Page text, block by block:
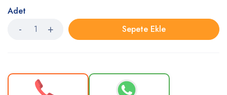
Adet
Sepete Ekle